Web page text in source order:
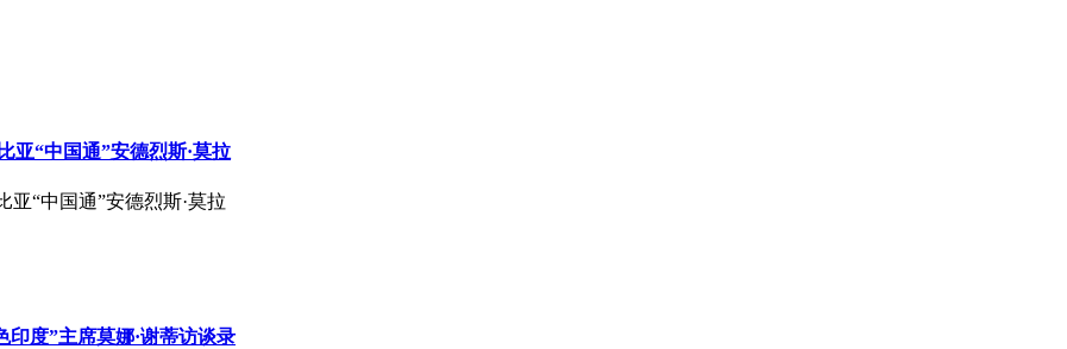
“中国通”安德烈斯·莫拉
“中国通”安德烈斯·莫拉
度”主席莫娜·谢蒂访谈录